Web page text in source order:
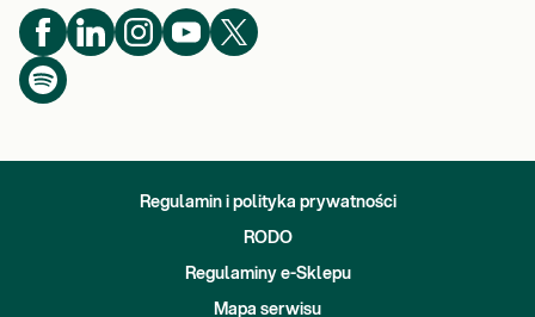
Regulamin i polityka prywatności
RODO
Regulaminy e-Sklepu
Mapa serwisu